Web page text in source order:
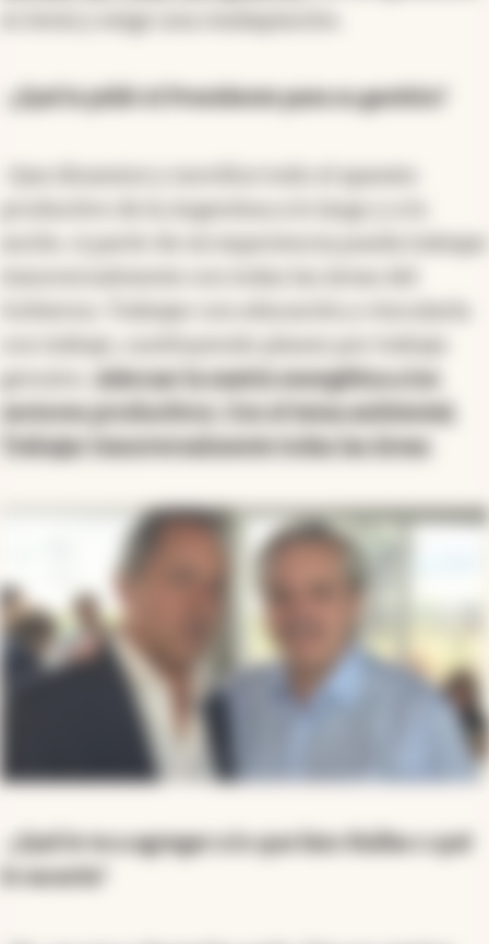
¿Qué le pidió el Presidente para su gestión?
productivo de la Argentina a lo largo y a lo
Adecuar la matriz energética a los
sectores productivos. Con el tema ambiental.
Trabajar transversalmente todas las áreas
¿Qué le va a agregar a lo que hizo Kulfas o qué
le sacaría?